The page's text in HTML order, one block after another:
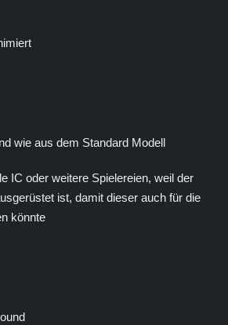
wie aus dem Standard Modell
IC oder weitere Spielereien, weil der
ist, damit dieser auch für die
könnte